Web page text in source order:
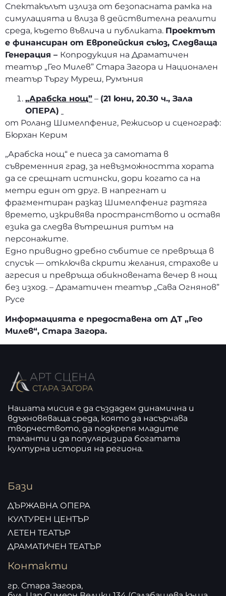
Спектакълът излиза от безопасната рамка на
симулацията и влиза в действителна реалити
среда, където въвлича и публиката. Проектът
е финансиран от Европейския съюз, Следваща
Генерация – Копродукция на Драматичен
театър „Гео Милев” Стара Загора и Национален
театър Търгу Муреш, Румъния
„Арабска нощ” – (21 юни, 20.30 ч., Зала
ОПЕРА)
от Роланд Шимелпфениг, Режисьор и сценограф:
Бюрхан Керим
„Арабска нощ“ е пиеса за самотата в
съвременния град, за невъзможността хората
да се срещнат истински, дори когато са на
метри един от друг. В напрегнат и
фрагментиран разказ Шимелпфениг разтяга
времето, изкривява пространството и оставя
езика да следва вътрешния ритъм на
персонажите.
Едно привидно дребно събитие се превръща в
спусък — отключва скрити желания, страхове и
агресия и превръща обикновената вечер в нощ
без изход. – Драматичен театър „Сава Огнянов”
Русе
Информацията е предоставена от ДТ „Гео
Милев“, Стара Загора.
Нашата мисия е да създадем динамична и
вдъхновяваща среда, която да насърчава
творчеството, да подкрепя младите
таланти и да популяризира богатата
културна история на региона.
Бази
ДЪРЖАВНА ОПЕРА
КУЛТУРЕН ЦЕНТЪР
ЛЕТЕН ТЕАТЪР
ДРАМАТИЧЕН ТЕАТЪР
Контакти
гр. Стара Загора,